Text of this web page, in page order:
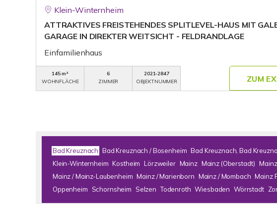
Klein-Winternheim
ATTRAKTIVES FREISTEHENDES SPLITLEVEL-HAUS MIT
GARAGE IN DIREKTER WEITSICHT - FELDRANDLAGE
Einfamilienhaus
145 m²
WOHNFLÄCHE
6
ZIMMER
2021-2847
OBJEKTNUMMER
ZUM
Bad Kreuznach Bad Kreuznach / Bosenheim Bad Kreuznach, Bad
Klein-Winternheim Kostheim Lörzweiler Mainz Mainz (Oberstadt)
Mainz / Mainz-Laubenheim Mainz / Marienborn Mainz / Mombach Mainz
Oppenheim
Schornsheim Selzen Todenroth Wiesbaden Wörrstadt